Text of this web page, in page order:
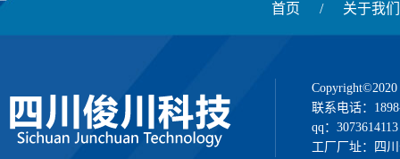
首页 / 关于我们
联系电话：
qq：3073614113
工厂厂址：四